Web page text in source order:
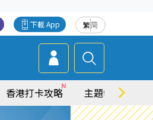
繁简
下載 App
香港打卡攻略 主題特集